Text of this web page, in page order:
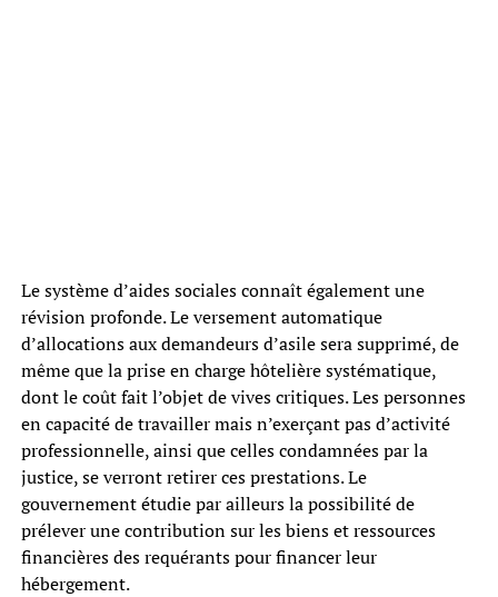
Le système d’aides sociales connaît également une
révision profonde. Le versement automatique
d’allocations aux demandeurs d’asile sera supprimé, de
même que la prise en charge hôtelière systématique,
dont le coût fait l’objet de vives critiques. Les personnes
en capacité de travailler mais n’exerçant pas d’activité
professionnelle, ainsi que celles condamnées par la
justice, se verront retirer ces prestations. Le
gouvernement étudie par ailleurs la possibilité de
prélever une contribution sur les biens et ressources
financières des requérants pour financer leur
hébergement.